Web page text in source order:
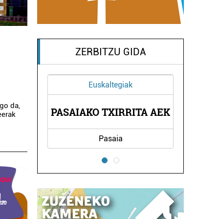
da,
ZERBITZU GIDA
Ikastetxeak
ELATZETA IKASTETXEA
Irun